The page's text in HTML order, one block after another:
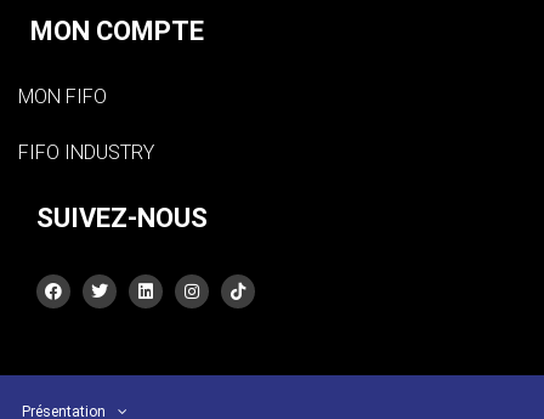
MON COMPTE
MON FIFO
FIFO INDUSTRY
SUIVEZ-NOUS
Présentation